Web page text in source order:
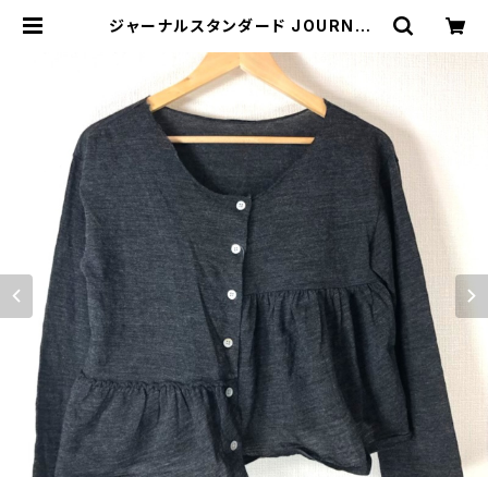
ジャーナルスタンダード JOURNAL
系 サイズ表記なし 887567 | Ethic
al Store